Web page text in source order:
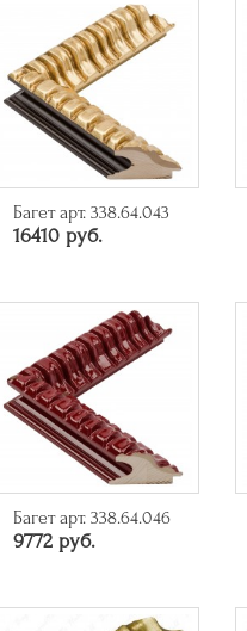
Багет арт. 338.64.043
16410 руб.
Багет арт. 338.64.046
9772 руб.